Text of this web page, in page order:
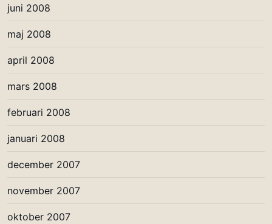
juni 2008
maj 2008
april 2008
mars 2008
februari 2008
januari 2008
december 2007
november 2007
oktober 2007